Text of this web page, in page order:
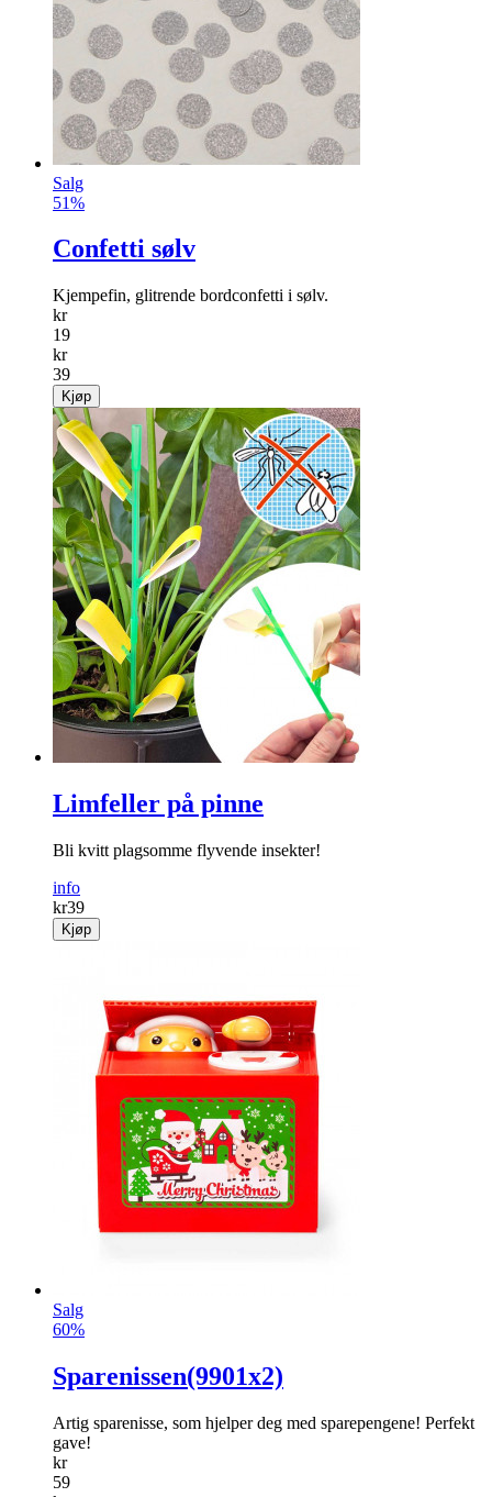
Salg
51%
Confetti sølv
Kjempefin, glitrende bordconfetti i sølv.
kr
19
kr
39
Kjøp
Limfeller på pinne
Bli kvitt plagsomme flyvende insekter!
info
kr39
Kjøp
Salg
60%
Sparenissen(9901x2)
Artig sparenisse, som hjelper deg med sparepengene! Perfekt
gave!
kr
59